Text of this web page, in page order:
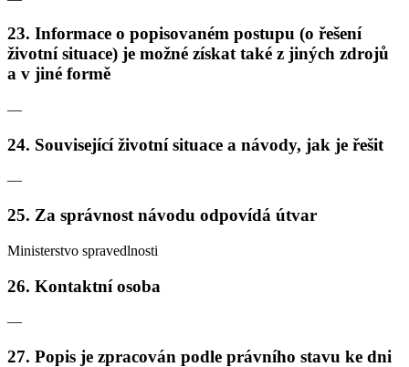
23. Informace o popisovaném postupu (o řešení
životní situace) je možné získat také z jiných zdrojů
a v jiné formě
—
24. Související životní situace a návody, jak je řešit
—
25. Za správnost návodu odpovídá útvar
Ministerstvo spravedlnosti
26. Kontaktní osoba
—
27. Popis je zpracován podle právního stavu ke dni